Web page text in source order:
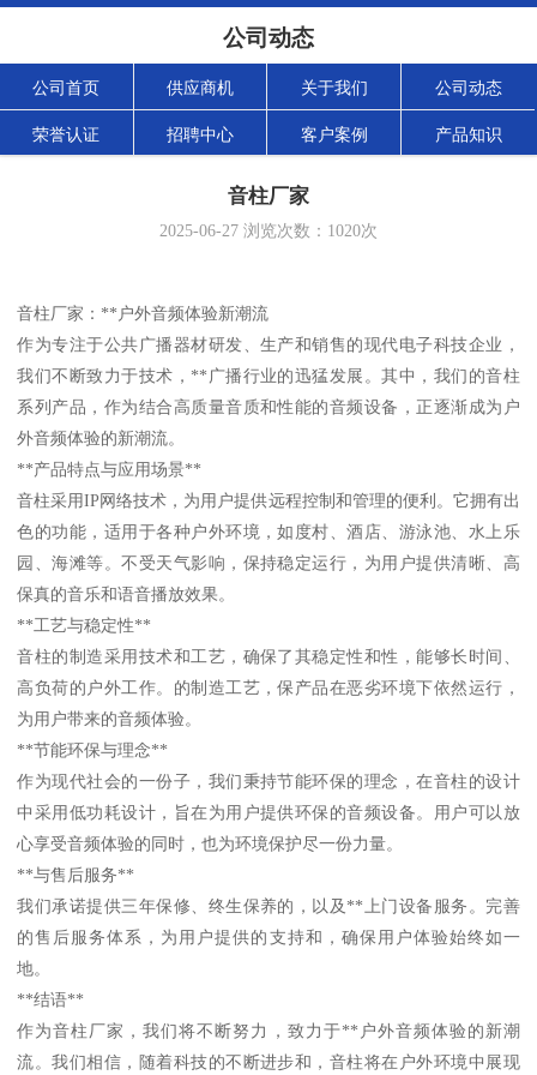
公司动态
公司首页 供应商机 关于我们 公司动态
荣誉认证 招聘中心 客户案例 产品知识
音柱厂家
2025-06-27 浏览次数： 1020次
音柱厂家：**户外音频体验新潮流
作为专注于公共广播器材研发、生产和销售的现代电子科技企业，
我们不断致力于技术，**广播行业的迅猛发展。其中，我们的音柱
系列产品，作为结合高质量音质和性能的音频设备，正逐渐成为户
外音频体验的新潮流。
**产品特点与应用场景**
音柱采用IP网络技术，为用户提供远程控制和管理的便利。它拥有出
色的功能，适用于各种户外环境，如度村、酒店、游泳池、水上乐
园、海滩等。不受天气影响，保持稳定运行，为用户提供清晰、高
保真的音乐和语音播放效果。
**工艺与稳定性**
音柱的制造采用技术和工艺，确保了其稳定性和性，能够长时间、
高负荷的户外工作。的制造工艺，保产品在恶劣环境下依然运行，
为用户带来的音频体验。
**节能环保与理念**
作为现代社会的一份子，我们秉持节能环保的理念，在音柱的设计
中采用低功耗设计，旨在为用户提供环保的音频设备。用户可以放
心享受音频体验的同时，也为环境保护尽一份力量。
**与售后服务**
我们承诺提供三年保修、终生保养的，以及**上门设备服务。完善
的售后服务体系，为用户提供的支持和，确保用户体验始终如一
地。
**结语**
作为音柱厂家，我们将不断努力，致力于**户外音频体验的新潮
流。我们相信，随着科技的不断进步和，音柱将在户外环境中展现